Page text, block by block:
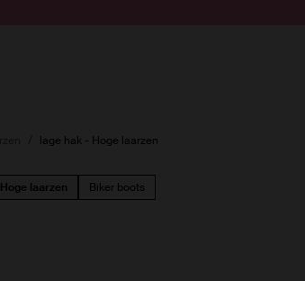
lage hak - Hoge laarzen
Hoge laarzen Biker boots